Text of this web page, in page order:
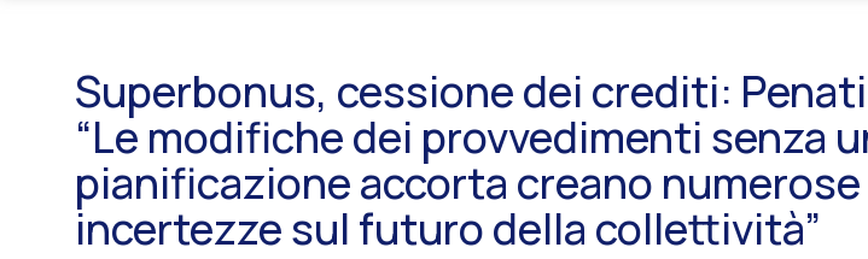
Superbonus, cessione dei crediti:
“Le modifiche dei provvedimenti senza
pianificazione accorta creano numerose
incertezze sul futuro della collettività”